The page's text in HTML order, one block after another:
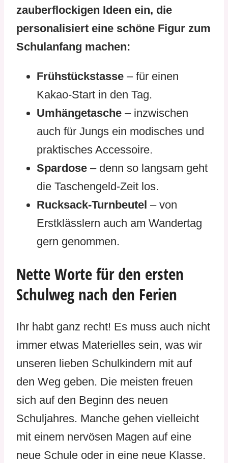
zauberflockigen Ideen ein, die
personalisiert eine schöne Figur zum
Schulanfang machen:
Frühstückstasse – für einen
Kakao-Start in den Tag.
Umhängetasche – inzwischen
auch für Jungs ein modisches und
praktisches Accessoire.
Spardose – denn so langsam geht
die Taschengeld-Zeit los.
Rucksack-Turnbeutel – von
Erstklässlern auch am Wandertag
gern genommen.
Nette Worte für den ersten
Schulweg nach den Ferien
Ihr habt ganz recht! Es muss auch nicht
immer etwas Materielles sein, was wir
unseren lieben Schulkindern mit auf
den Weg geben. Die meisten freuen
sich auf den Beginn des neuen
Schuljahres. Manche gehen vielleicht
mit einem nervösen Magen auf eine
neue Schule oder in eine neue Klasse.